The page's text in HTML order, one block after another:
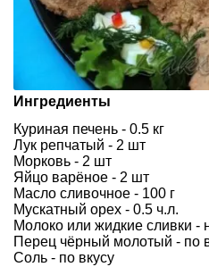
Ингредиенты
Куриная печень - 0.5 кг
Лук репчатый - 2 шт
Морковь - 2 шт
Яйцо варёное - 2 шт
Масло сливочное - 100 г
Мускатный орех - 0.5 ч.л.
Молоко или жидкие сливки -
Перец чёрный молотый - по
Соль - по вкусу